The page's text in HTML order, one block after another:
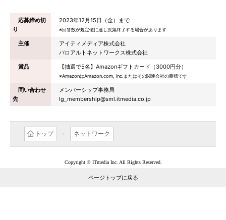
応募締め切
り
2023年12月15日（金）まで
※回答数が規定値に達し次第終了する場合があります
主催
アイティメディア株式会社
パロアルトネットワークス株式会社
賞品
【抽選で5名】Amazonギフトカード（3000円分）
※AmazonはAmazon.com, Inc.またはその関連会社の商標です
問い合わせ
先
メンバーシップ事務局
lg_membership@sml.itmedia.co.jp
トップ ネットワーク
Copyright © ITmedia Inc. All Rights Reserved.
ページトップに戻る